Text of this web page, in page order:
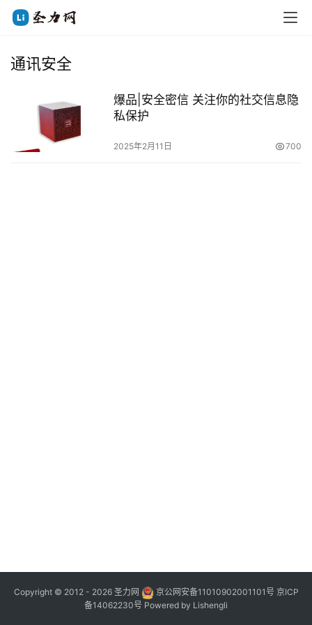
通讯安全
爆品|安全密信 关注你的社交信息隐
私保护
2025年2月11日 700
Copyright © 2012 - 2026 圣力网 京公网安备11010902001101号 京ICP
备14062230号 Powered by Lishengli